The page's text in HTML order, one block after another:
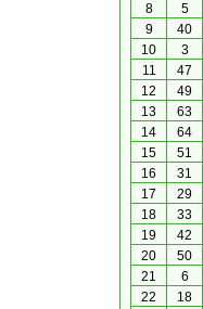
8
5
9
40
10
3
11
47
12
49
13
63
14
64
15
51
16
31
17
29
18
33
19
42
20
50
21
6
22
18